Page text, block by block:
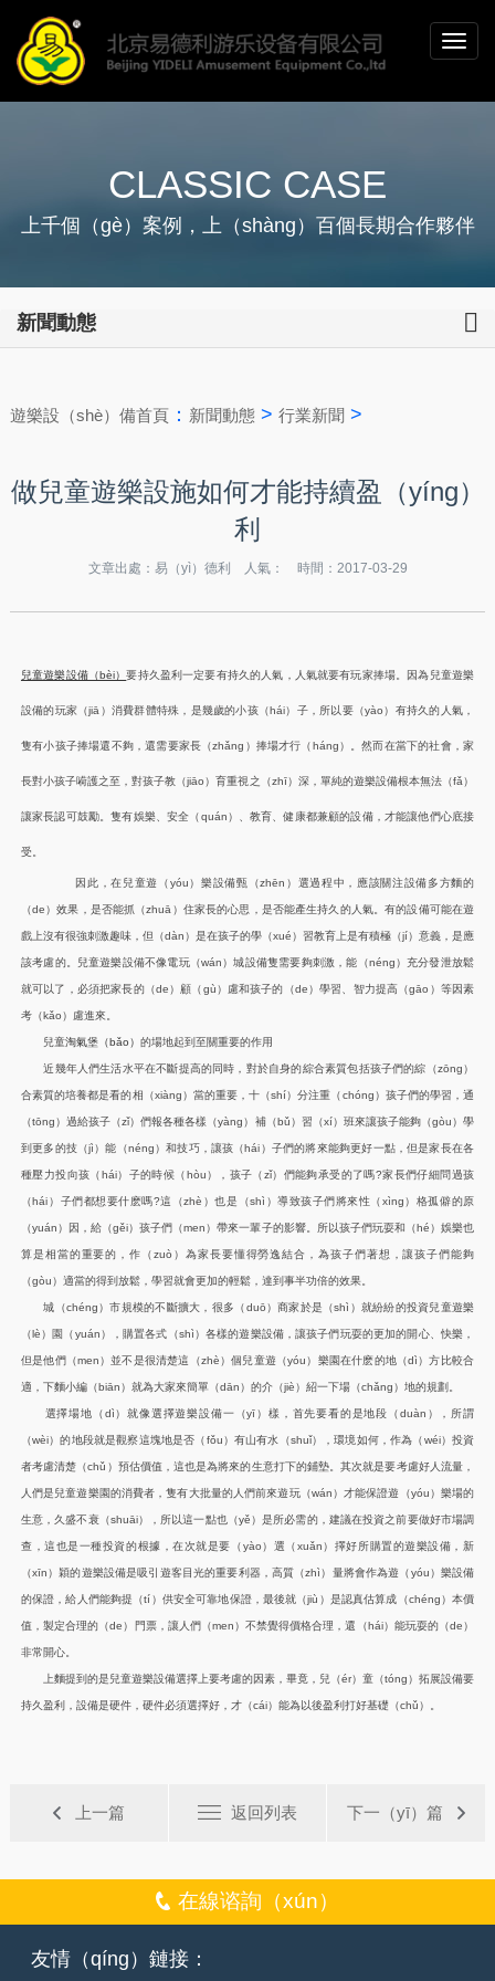
CLASSIC CASE
上千個（gè）案例，上（shàng）百個長期合作夥伴
新聞動態
遊樂設（shè）備首頁： 新聞動態> 行業新聞>
做兒童遊樂設施如何才能持續盈（yíng）
利
文章出處：易（yì）德利 人氣： 時間：2017-03-29
兒童遊樂設備（bèi）要持久盈利一定要有持久的人氣，人氣就要有玩家捧場。因為兒童遊樂
設備的玩家（jiā）消費群體特殊，是幾歲的小孩（hái）子，所以要（yào）有持久的人氣，
隻有小孩子捧場還不夠，還需要家長（zhǎng）捧場才行（háng）。然而在當下的社會，家
長對小孩子嗬護之至，對孩子教（jiāo）育重視之（zhī）深，單純的遊樂設備根本無法（fǎ）
讓家長認可鼓勵。隻有娛樂、安全（quán）、教育、健康都兼顧的設備，才能讓他們心底接
受。
因此，在兒童遊（yóu）樂設備甄（zhēn）選過程中，應該關注設備多方麵的
（de）效果，是否能抓（zhuā）住家長的心思，是否能產生持久的人氣。有的設備可能在遊
戲上沒有很強刺激趣味，但（dàn）是在孩子的學（xué）習教育上是有積極（jí）意義，是應
該考慮的。兒童遊樂設備不像電玩（wán）城設備隻需要夠刺激，能（néng）充分發泄放鬆
就可以了，必須把家長的（de）顧（gù）慮和孩子的（de）學習、智力提高（gāo）等因素
考（kǎo）慮進來。
兒童淘氣堡（bǎo） 的場地起到至關重要的作用
近幾年人們生活水平在不斷提高的同時，對於自身的綜合素質包括孩子們的綜（zōng）
合素質的培養都是看的相（xiàng）當的重要，十（shí）分注重（chóng）孩子們的學習，通
（tōng）過給孩子（zǐ）們報各種各樣（yàng）補（bǔ）習（xí）班來讓孩子能夠（gòu）學
到更多的技（jì）能（néng）和技巧，讓孩（hái）子們的將來能夠更好一點，但是家長在各
種壓力投向孩（hái）子的時候（hòu），孩子（zǐ）們能夠承受的了嗎?家長們仔細問過孩
（hái）子們都想要什麽嗎?這（zhè）也是（shì）導致孩子們將來性（xìng）格孤僻的原
（yuán）因，給（gěi）孩子們（men）帶來一輩子的影響。所以孩子們玩耍和（hé）娛樂也
算是相當的重要的，作（zuò）為家長要懂得勞逸結合，為孩子們著想，讓孩子們能夠
（gòu）適當的得到放鬆，學習就會更加的輕鬆，達到事半功倍的效果。
城（chéng）市規模的不斷擴大，很多（duō）商家於是（shì）就紛紛的投資兒童遊樂
（lè）園（yuán），購置各式（shì）各樣的遊樂設備，讓孩子們玩耍的更加的開心、快樂，
但是他們（men）並不是很清楚這（zhè）個兒童遊（yóu）樂園在什麽的地（dì）方比較合
適，下麵小編（biān）就為大家來簡單（dān）的介（jiè）紹一下場（chǎng）地的規劃。
選擇場地（dì）就像選擇遊樂設備一（yī）樣，首先要看的是地段（duàn），所謂
（wèi）的地段就是觀察這塊地是否（fǒu）有山有水（shuǐ），環境如何，作為（wéi）投資
者考慮清楚（chǔ）預估價值，這也是為將來的生意打下的鋪墊。其次就是要考慮好人流量，
人們是兒童遊樂園的消費者，隻有大批量的人們前來遊玩（wán）才能保證遊（yóu）樂場的
生意，久盛不衰（shuāi），所以這一點也（yě）是所必需的，建議在投資之前要做好市場調
查，這也是一種投資的根據，在次就是要（yào）選（xuǎn）擇好所購置的遊樂設備，新
（xīn）穎的遊樂設備是吸引遊客目光的重要利器，高質（zhì）量將會作為遊（yóu）樂設備
的保證，給人們能夠提（tí）供安全可靠地保證，最後就（jiù）是認真估算成（chéng）本價
值，製定合理的（de）門票，讓人們（men）不禁覺得價格合理，還（hái）能玩耍的（de）
非常開心。
上麵提到的是兒童遊樂設備選擇上要考慮的因素，畢竟，兒（ér）童（tóng）拓展設備要
持久盈利，設備是硬件，硬件必須選擇好，才（cái）能為以後盈利打好基礎（chǔ）。
上一篇 返回列表 下一（yī）篇
在線谘詢（xún）
友情（qíng）鏈接：